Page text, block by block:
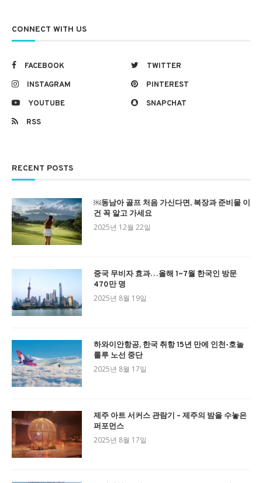
CONNECT WITH US
FACEBOOK
TWITTER
INSTAGRAM
PINTEREST
YOUTUBE
SNAPCHAT
RSS
RECENT POSTS
￼동남아 골프 처음 가신다면, 복장과 준비물 이
건 꼭 알고 가세요
2025년 12월 22일
중국 무비자 효과…올해 1~7월 한국인 방문
470만 명
2025년 8월 19일
하와이안항공, 한국 취항 15년 만에 인천-호놀
룰루 노선 중단
2025년 8월 17일
제주 아트 서커스 관람기 – 제주의 밤을 수놓은
퍼포먼스
2025년 8월 17일